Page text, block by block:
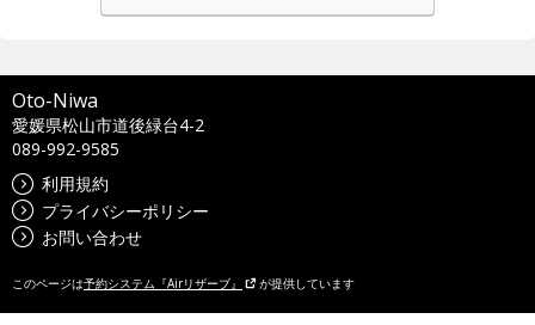
Oto-Niwa
愛媛県松山市道後緑台4-2
089-992-9585
利用規約
プライバシーポリシー
お問い合わせ
このページは予約システム『Airリザーブ』 が提供しています